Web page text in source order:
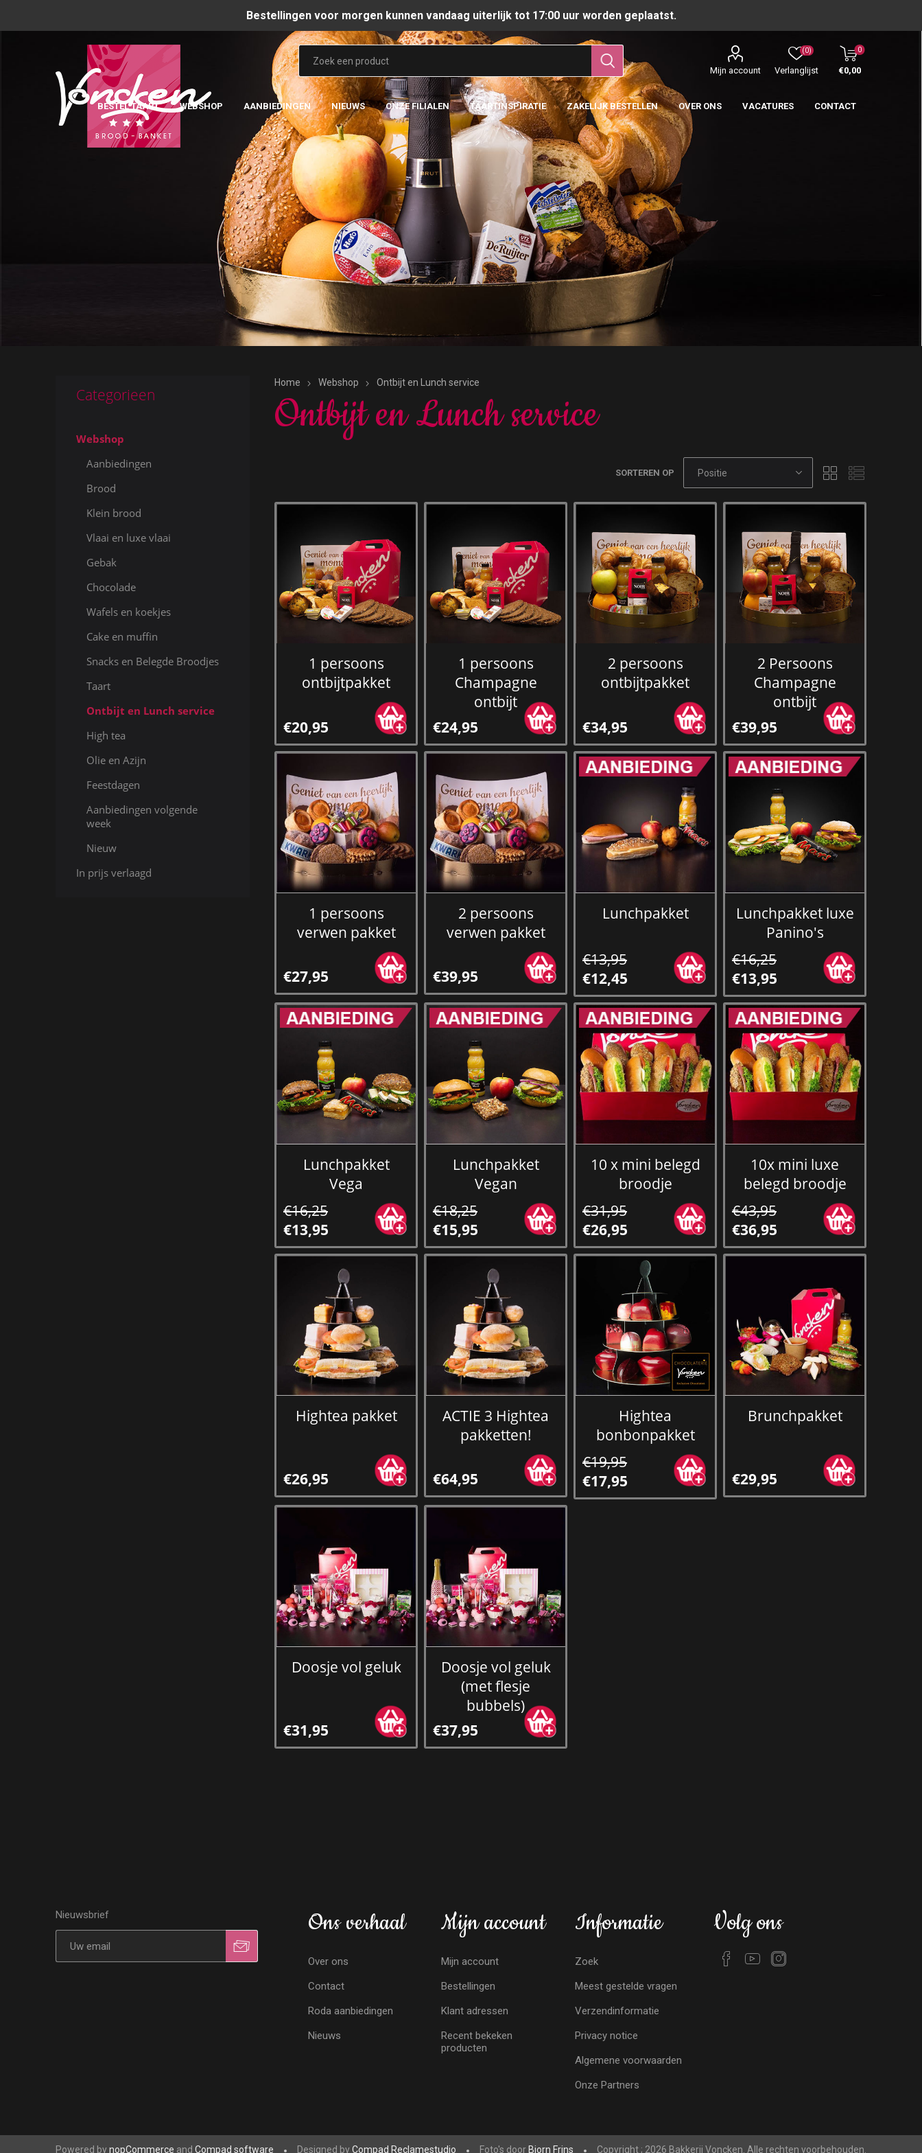
Bestellingen voor morgen kunnen vandaag uiterlijk tot 17:00 uur worden geplaatst.
Mijn account Verlanglijst
(0) 0
€0,00
BESTEL TAART WEBSHOP AANBIEDINGEN NIEUWS ONZE FILIALEN TAARTINSPIRATIE ZAKELIJK BESTELLEN OVER ONS VACATURES CONTACT
Home Webshop Ontbijt en Lunch service
Ontbijt en Lunch service
SORTEREN OP
1 persoons
ontbijtpakket
€20,95
1 persoons
Champagne
ontbijt
€24,95
2 persoons
ontbijtpakket
€34,95
2 Persoons
Champagne
ontbijt
€39,95
1 persoons
verwen pakket
€27,95
2 persoons
verwen pakket
€39,95
Lunchpakket
€13,95
€12,45
Lunchpakket luxe
Panino's
€16,25
€13,95
Lunchpakket
Vega
€16,25
€13,95
Lunchpakket
Vegan
€18,25
€15,95
10 x mini belegd
broodje
€31,95
€26,95
10x mini luxe
belegd broodje
€43,95
€36,95
Hightea pakket
€26,95
ACTIE 3 Hightea
pakketten!
€64,95
Hightea
bonbonpakket
€19,95
€17,95
Brunchpakket
€29,95
Doosje vol geluk
€31,95
Doosje vol geluk
(met flesje
bubbels)
€37,95
Categorieen
Webshop
Aanbiedingen
Brood
Klein brood
Vlaai en luxe vlaai
Gebak
Chocolade
Wafels en koekjes
Cake en muffin
Snacks en Belegde Broodjes
Taart
Ontbijt en Lunch service
High tea
Olie en Azijn
Feestdagen
Aanbiedingen volgende
week
Nieuw
In prijs verlaagd
Nieuwsbrief Ons verhaal
Over ons
Contact
Roda aanbiedingen
Nieuws
Mijn account
Mijn account
Bestellingen
Klant adressen
Recent bekeken
producten
Informatie
Zoek
Meest gestelde vragen
Verzendinformatie
Privacy notice
Algemene voorwaarden
Onze Partners
Volg ons
Powered bynopCommerce and Compad software Designed byCompad Reclamestudio Foto's door Bjorn Frins Copyright ; 2026 Bakkerij Voncken. Alle rechten voorbehouden.